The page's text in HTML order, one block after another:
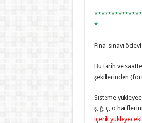
*
Final sınavı
Bu tarih ve
şekillerinden
Sisteme
ş, ğ, ç, ö
içerik